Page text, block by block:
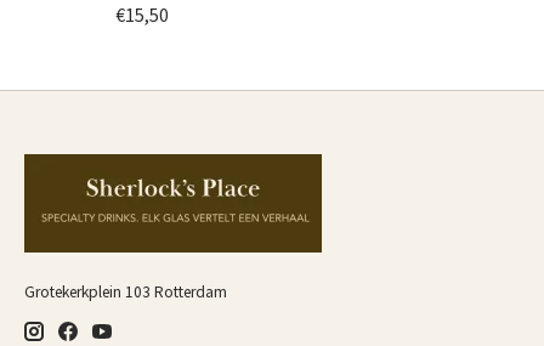
€15,50
Grotekerkplein 103 Rotterdam